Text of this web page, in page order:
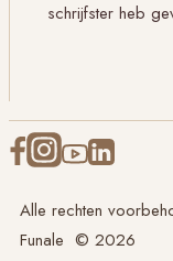
schrijfster heb
Alle rechten
Funale © 2026